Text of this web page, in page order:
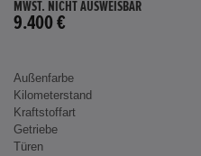
MWST. NICHT AUSWEISBAR
9.400 €
Außenfarbe
Kilometerstand
Kraftstoffart
Getriebe
Türen